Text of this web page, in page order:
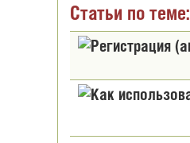
Статьи по теме: